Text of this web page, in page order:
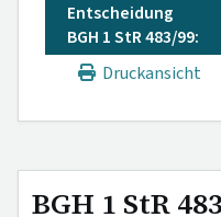
Entscheidung
BGH 1 StR 483/99:
Druckansicht
BGH 1 StR